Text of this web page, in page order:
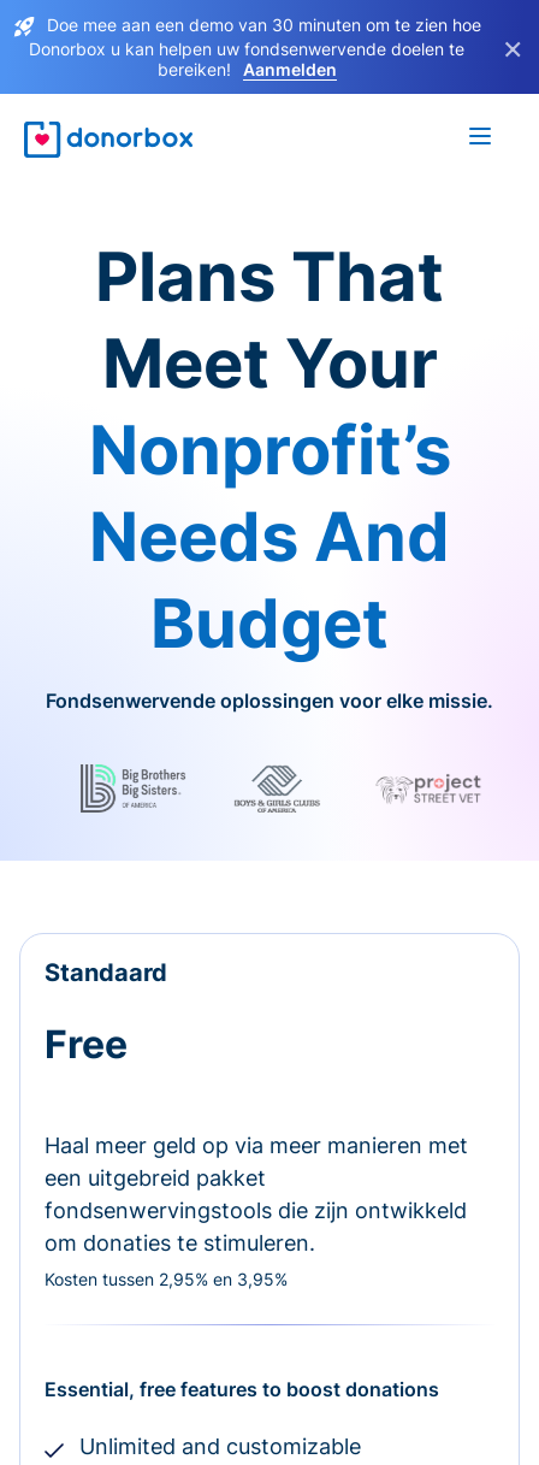
Doe mee aan een demo van 30 minuten om te zien hoe
Donorbox u kan helpen uw fondsenwervende doelen te
bereiken!
Aanmelden
×
Plans That
Meet Your
Nonprofit’s
Needs And
Budget
Fondsenwervende oplossingen voor elke missie.
Standaard
Free
Haal meer geld op via meer manieren met
een uitgebreid pakket
fondsenwervingstools die zijn ontwikkeld
om donaties te stimuleren.
Kosten tussen 2,95% en 3,95%
Essential, free features to boost donations
Unlimited and customizable